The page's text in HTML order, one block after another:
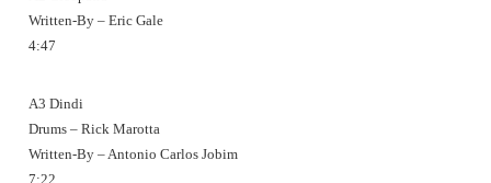
Written-By – Eric Gale
4:47
A3 Dindi
Drums – Rick Marotta
Written-By – Antonio Carlos Jobim
7:22